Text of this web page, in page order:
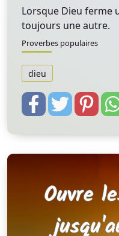
Lorsque Dieu ferme
toujours une autre.
Proverbes populaires
dieu